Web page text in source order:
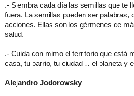
.- Siembra cada día las semillas que te
fuera. La semillas pueden ser palabras,
acciones. Ellas son los gérmenes de
salud.
.- Cuida con mimo el territorio que está
casa, tu barrio, tu ciudad… el planeta y
Alejandro Jodorowsky